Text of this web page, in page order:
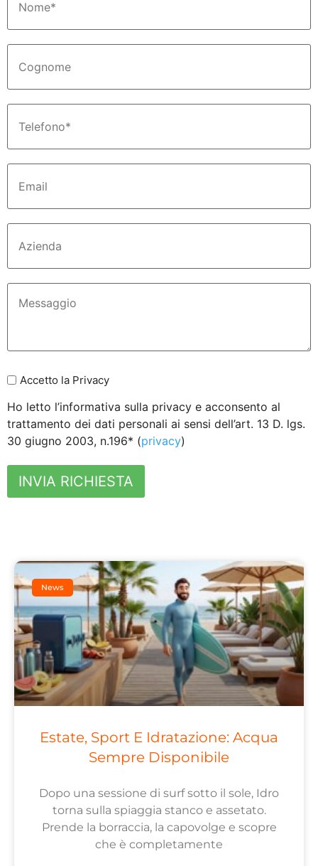
Accetto la Privacy
Ho letto l’informativa sulla privacy e acconsento al
trattamento dei dati personali ai sensi dell’art. 13 D. lgs.
30 giugno 2003, n.196* (privacy)
INVIA RICHIESTA
News
Estate, Sport E Idratazione: Acqua
Sempre Disponibile
Dopo una sessione di surf sotto il sole, Idro
torna sulla spiaggia stanco e assetato.
Prende la borraccia, la capovolge e scopre
che è completamente